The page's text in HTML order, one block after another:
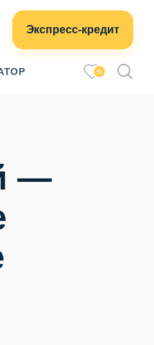
Экспресс-кредит
0
—